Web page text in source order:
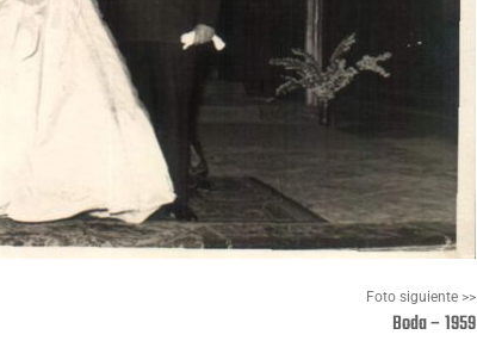
Foto siguiente >>
Boda – 1959